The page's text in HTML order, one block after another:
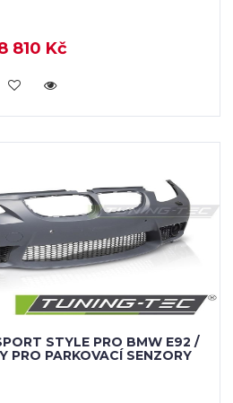
810 Kč
KOUPIT
STYLE PRO BMW E92 /
PRO PARKOVACÍ SENZORY